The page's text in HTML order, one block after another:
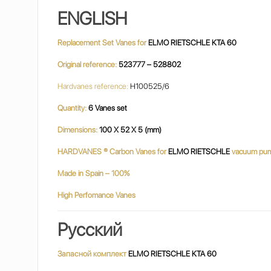
ENGLISH
Replacement Set Vanes for ELMO RIETSCHLE KTA 60
Original reference: 523777 – 528802
Hardvanes reference: H100525/6
Quantity:6 Vanes set
Dimensions: 100 X 52 X 5 (mm)
HARDVANES ® Carbon Vanes for ELMO RIETSCHLEvacuum
Made in Spain – 100%
High Perfomance Vanes
Русский
Запасной комплект ELMO RIETSCHLE KTA 60